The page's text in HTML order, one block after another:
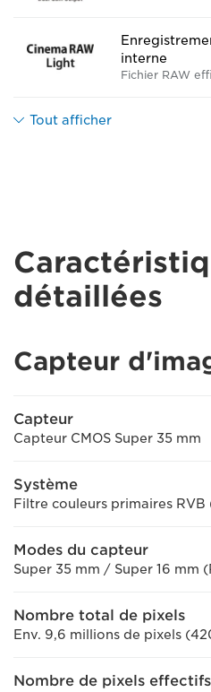
interne
Fichier RAW
Tout afficher
détaillées
Capteur
Capteur
Capteur CMOS Super 35 mm
Système
Filtre couleurs primaires
Modes du capteur
Super 35 mm / Super 16 mm
Nombre total de pixels
Env. 9,6 millions de pixels
Nombre de pixels effectifs